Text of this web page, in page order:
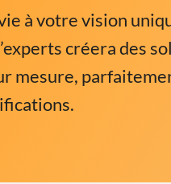
à votre vision
créera des
mesure,